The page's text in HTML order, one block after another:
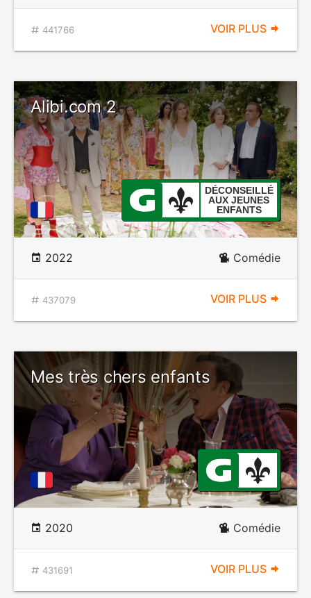
441766 VOIR PLUS
Alibi.com 2
DÉCONSEILLÉ
AUX JEUNES
ENFANTS
2022 Comédie
437079 VOIR PLUS
Mes très chers enfants
2020 Comédie
431691 VOIR PLUS